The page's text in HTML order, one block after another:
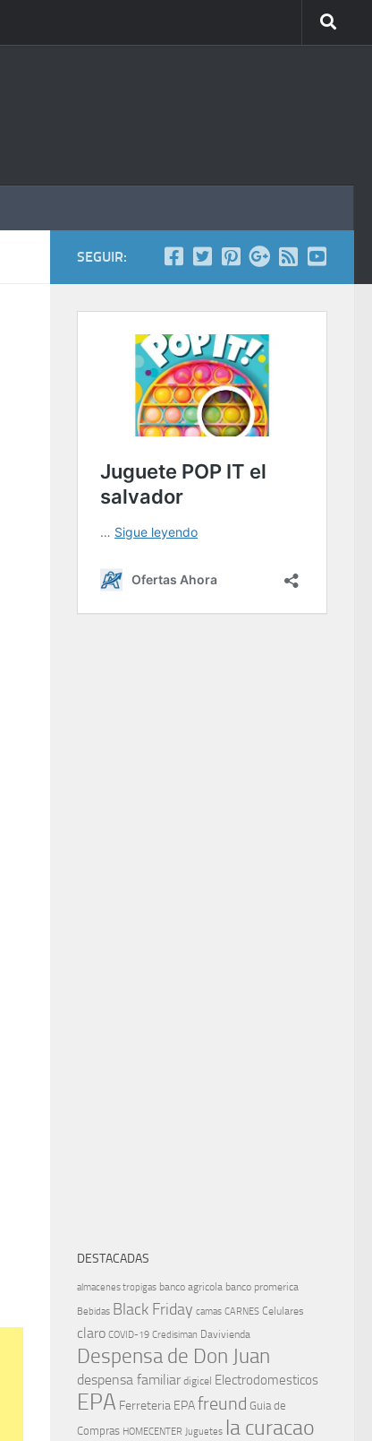
SEGUIR:
DESTACADAS
almacenes tropigas banco agricola banco promerica
Bebidas Black Friday camas CARNES Celulares
claro COVID-19 Credisiman Davivienda
Despensa de Don Juan
despensa familiar digicel Electrodomesticos
EPA Ferreteria EPAfreund Guia de
Compras HOMECENTER Juguetes la curacao